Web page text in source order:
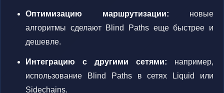
Оптимизацию маршрутизации: новые
алгоритмы сделают Blind Paths еще быстрее и
дешевле.
Интеграцию с другими сетями: например,
использование Blind Paths в сетях Liquid или
Sidechains.